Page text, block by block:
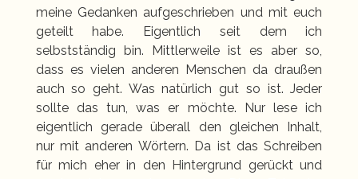
meine Gedanken aufgeschrieben und mit euch
geteilt habe. Eigentlich seit dem ich
selbstständig bin. Mittlerweile ist es aber so,
dass es vielen anderen Menschen da draußen
auch so geht. Was natürlich gut so ist. Jeder
sollte das tun, was er möchte. Nur lese ich
eigentlich gerade überall den gleichen Inhalt,
nur mit anderen Wörtern. Da ist das Schreiben
für mich eher in den Hintergrund gerückt und